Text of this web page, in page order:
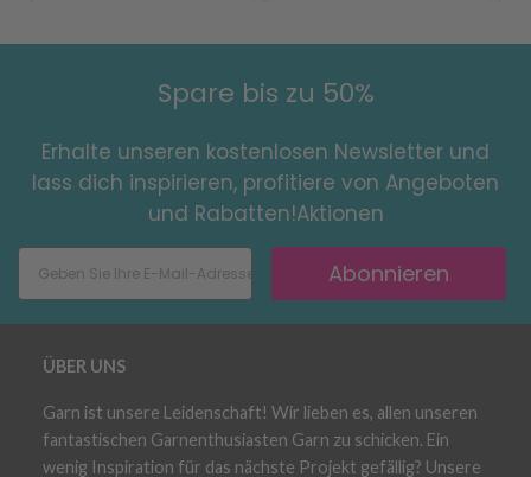
Spare bis zu 50%
Erhalte unseren kostenlosen Newsletter und
lass dich inspirieren, profitiere von Angeboten
und Rabatten!Aktionen
Abonnieren
ÜBER UNS
Garn ist unsere Leidenschaft! Wir lieben es, allen unseren
fantastischen Garnenthusiasten Garn zu schicken. Ein
wenig Inspiration für das nächste Projekt gefällig? Unsere